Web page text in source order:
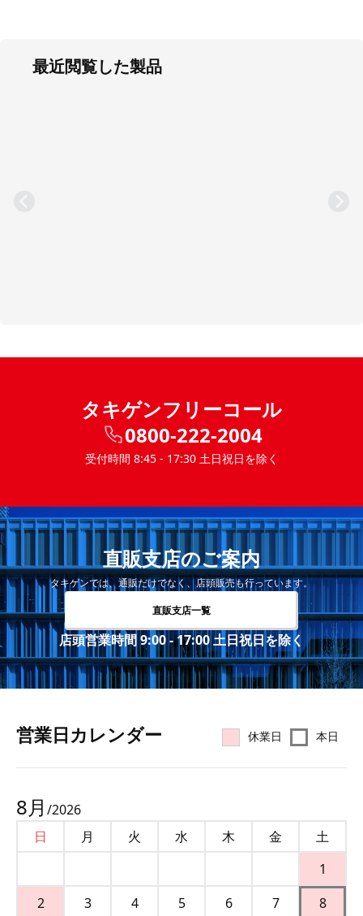
最近閲覧した製品
タキゲンフリーコール
0800-222-2004
受付時間 8:45 - 17:30 土日祝日を除く
直販支店のご案内
タキゲンでは、通販だけでなく、店頭販売も行っています。
直販支店一覧
店頭営業時間 9:00 - 17:00 土日祝日を除く
営業⽇カレンダー 休業日 本日
8月 /2026
日
月 火 水 木 金
土
1
2
3 4 5 6 7
8